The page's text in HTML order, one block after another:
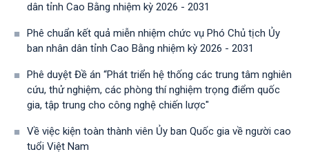
dân tỉnh Cao Bằng nhiệm kỳ 2026 - 2031
Phê chuẩn kết quả miễn nhiệm chức vụ Phó Chủ tịch Ủy
ban nhân dân tỉnh Cao Bằng nhiệm kỳ 2026 - 2031
Phê duyệt Đề án “Phát triển hệ thống các trung tâm nghiên
cứu, thử nghiệm, các phòng thí nghiệm trọng điểm quốc
gia, tập trung cho công nghệ chiến lược"
Về việc kiện toàn thành viên Ủy ban Quốc gia về người cao
tuổi Việt Nam